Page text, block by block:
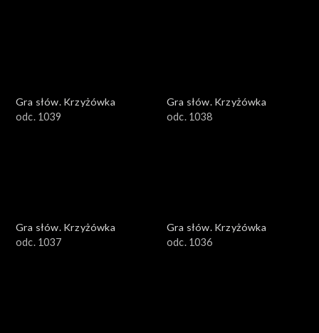
Gra słów. Krzyżówka
odc. 1039
Gra słów. Krzyżówka
odc. 1038
Gra słów. Krzyżówka
odc. 1037
Gra słów. Krzyżówka
odc. 1036